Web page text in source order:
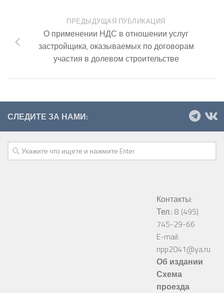
ПРЕДЫДУЩАЯ ПУБЛИКАЦИЯ
О применении НДС в отношении услуг
застройщика, оказываемых по договорам
участия в долевом строительстве
СЛЕДИТЕ ЗА НАМИ:
Контакты:
Тел.: 8 (495)
745-29-66
E-mail:
npp2041@ya.ru
Об издании
Схема
проезда